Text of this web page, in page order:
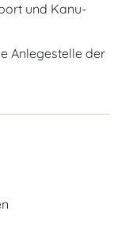
und Kanu-
Anlegestelle der